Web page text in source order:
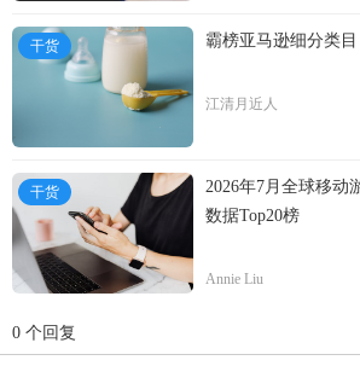
式数据处理。2020年~2022年
改名Meta。
干货 霸榜亚马逊细分类
江清月近人
干货
2026年7月全球移动
数据Top20榜
Annie Liu
0 个回复